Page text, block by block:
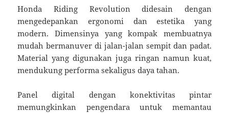
Honda Riding Revolution didesain dengan
mengedepankan ergonomi dan estetika yang
modern. Dimensinya yang kompak membuatnya
mudah bermanuver di jalan-jalan sempit dan padat.
Material yang digunakan juga ringan namun kuat,
mendukung performa sekaligus daya tahan.
Panel digital dengan konektivitas pintar
memungkinkan pengendara untuk memantau